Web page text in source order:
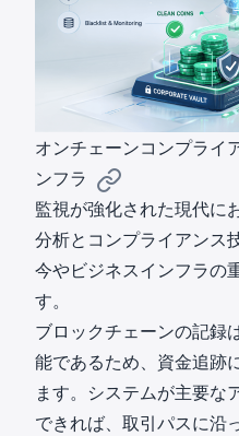
オンチェーンコンプライ
ンフラ
監視が強化された現代に
分析とコンプライアンス
今やビジネスインフラの
す。
ブロックチェーンの記録
能であるため、資金追跡
ます。システムが主要な
できれば、取引パスに沿